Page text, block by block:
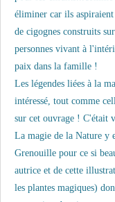
éliminer car ils
de cigognes construits
personnes vivant à
paix dans la famille !
Les légendes liées à la
intéressé, tout comme
sur cet ouvrage ! C'était
La magie de la Nature y
Grenouille pour ce si
autrice et de cette
les plantes magiques)